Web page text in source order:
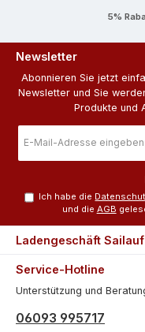
5%
Newsletter
Abonnieren Sie jetzt
Newsletter und Sie
Produkte und
Mail-
Ich habe die
und die AGB
Service-Hotline
Unterstützung und
06093 995717
Ladengeschäft Sailauf